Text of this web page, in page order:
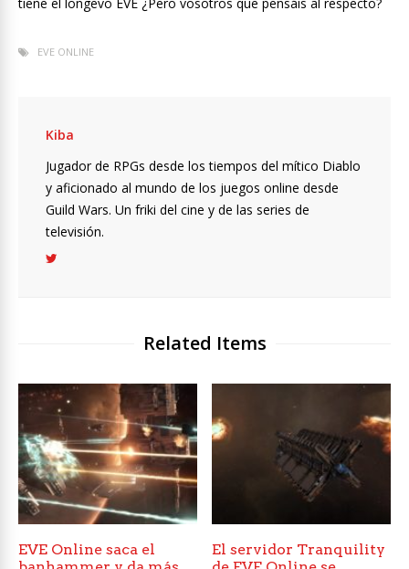
tiene el longevo EVE ¿Pero vosotros que pensáis al respecto?
EVE ONLINE
Kiba
Jugador de RPGs desde los tiempos del mítico Diablo
y aficionado al mundo de los juegos online desde
Guild Wars. Un friki del cine y de las series de
televisión.
Related Items
EVE Online saca el
El servidor Tranquility